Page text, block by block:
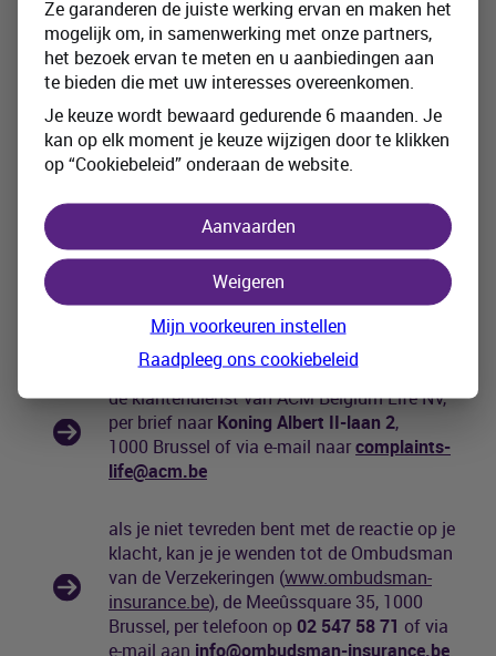
Nuttige documenten
Klachten
verbonden diensten terecht bij:
klachtendienst van Beobank NV/SA op
02 620 27 17
of via e-mail naar
klacht@beobank.be
de klantendienst vanACM Belgium Life NV,
per brief naar Koning Albert II-laan 2,
1000 Brussel of via e-mail naarcomplaints-
life@acm.be
als je niet tevreden bent met de reactie op je
klacht, kan je je wenden tot de Ombudsman
van de Verzekeringen (www.ombudsman-
insurance.be), de Meeûssquare 35, 1000
Brussel, per telefoon op 02 547 58 71 of via
e-mail aan info@ombudsman-insurance.be.
Ze garanderen de juiste werking ervan en maken het
mogelijk om, in samenwerking met onze partners,
het bezoek ervan te meten en u aanbiedingen aan
te bieden die met uw interesses overeenkomen.
Je keuze wordt bewaard gedurende 6 maanden. Je
kan op elk moment je keuze wijzigen door te klikken
op “Cookiebeleid” onderaan de website.
Aanvaarden
Weigeren
Mijn voorkeuren instellen
Raadpleeg ons cookiebeleid